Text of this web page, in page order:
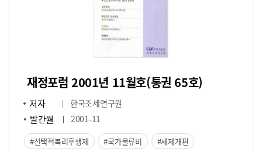
재정포럼 2001년 11월호(통권 65호)
저자 한국조세연구원
발간월 2001-11
선택적복리후생제 국가물류비 세제개편